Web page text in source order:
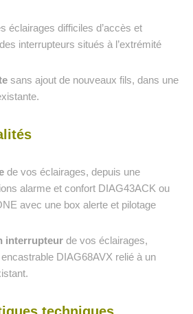
éclairages difficiles d’accès et
interrupteurs situés à l’extrémité
sans ajout de nouveaux fils, dans une
de vos éclairages, depuis une
alarme et confort DIAG43ACK ou
avec une box alerte et pilotage
interrupteur de vos éclairages,
DIAG68AVX relié à un